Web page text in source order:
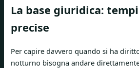
La base giuridica:
precise
Per capire davvero quando si ha
notturno bisogna andare